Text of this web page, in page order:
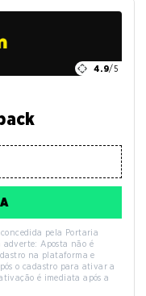
4.9/5
pela Portaria
Aposta não é
na plataforma e
o cadastro para ativar a
é imediata após a